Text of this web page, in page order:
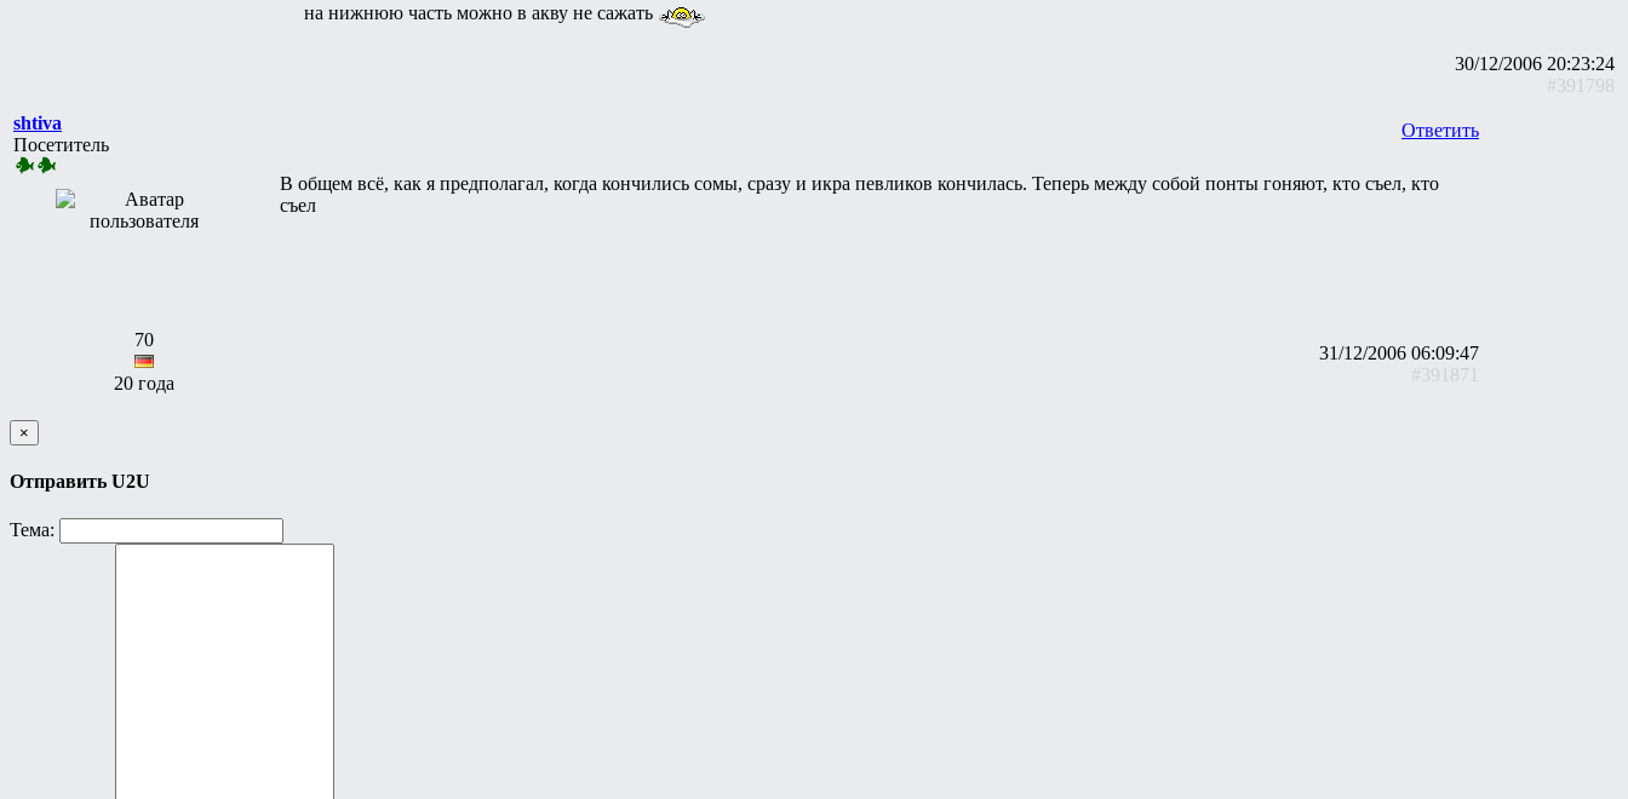
на нижнюю часть можно в акву не сажать
30/12/2006 20:23:24
#391798
shtiva
Посетитель
70
20 года
Ответить
В общем всё, как я предполагал, когда кончились сомы, сразу и икра певликов кончилась. Теперь между собой понты гоняют, кто съел, кто
съел
31/12/2006 06:09:47
#391871
×
Отправить U2U
Тема: